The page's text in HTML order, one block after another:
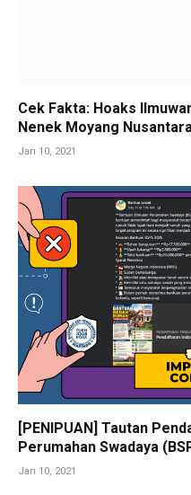
Cek Fakta: Hoaks
Nenek Moyang
Jan 10, 2021
[PENIPUAN] Tautan
Perumahan Swadaya
Jan 10, 2021